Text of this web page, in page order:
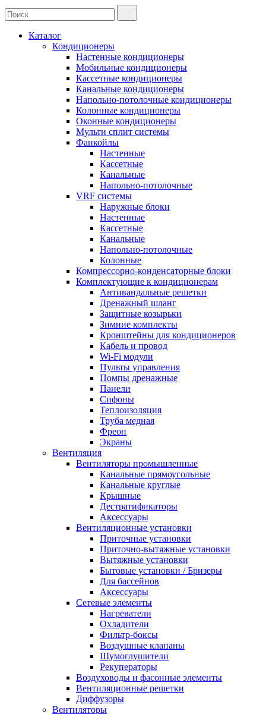
Каталог
Кондиционеры
Настенные кондиционеры
Мобильные кондиционеры
Кассетные кондиционеры
Канальные кондиционеры
Напольно-потолочные кондиционеры
Колонные кондиционеры
Оконные кондиционеры
Мульти сплит системы
Фанкойлы
Настенные
Кассетные
Канальные
Напольно-потолочные
VRF системы
Наружные блоки
Настенные
Кассетные
Канальные
Напольно-потолочные
Колонные
Компрессорно-конденсаторные блоки
Комплектующие к кондиционерам
Антивандальные решетки
Дренажный шланг
Защитные козырьки
Зимние комплекты
Кронштейны для кондиционеров
Кабель и провод
Wi-Fi модули
Пульты управления
Помпы дренажные
Панели
Сифоны
Теплоизоляция
Труба медная
Фреон
Экраны
Вентиляция
Вентиляторы промышленные
Канальные прямоугольные
Канальные круглые
Крышные
Дестратификаторы
Аксессуары
Вентиляционные установки
Приточные установки
Приточно-вытяжные установки
Вытяжные установки
Бытовые установки / Бризеры
Для бассейнов
Аксессуары
Сетевые элементы
Нагреватели
Охладители
Фильтр-боксы
Воздушные клапаны
Шумоглушители
Рекуператоры
Воздуховоды и фасонные элементы
Вентиляционные решетки
Диффузоры
Вентиляторы